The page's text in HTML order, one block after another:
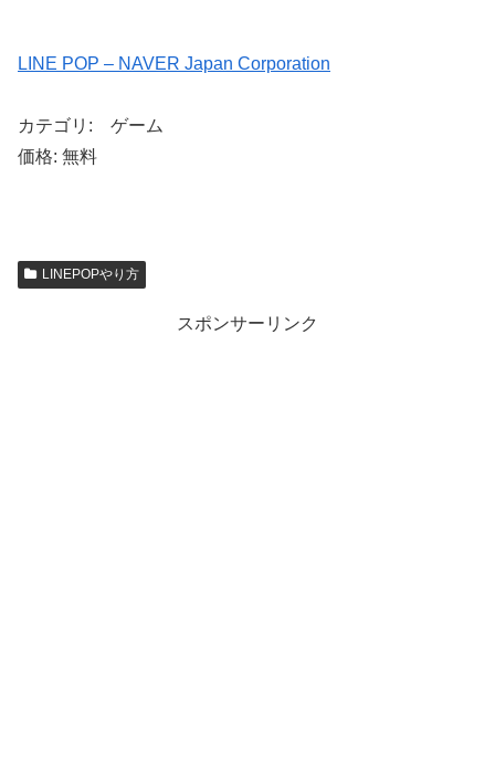
LINE POP – NAVER Japan Corporation
カテゴリ: ゲーム
価格: 無料
LINEPOPやり方
スポンサーリンク